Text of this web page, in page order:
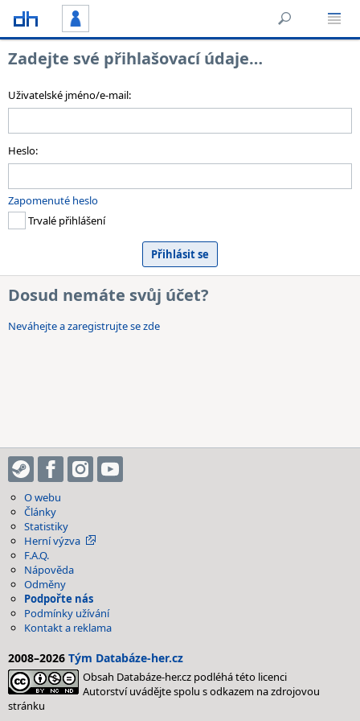
Zadejte své přihlašovací údaje…
Uživatelské jméno/e-mail:
Heslo:
Zapomenuté heslo
Trvalé přihlášení
Dosud nemáte svůj účet?
Neváhejte a zaregistrujte se zde
O webu
Články
Statistiky
Herní výzva
F.A.Q.
Nápověda
Odměny
Podpořte nás
Podmínky užívání
Kontakt a reklama
2008–2026 Tým Databáze-her.cz
Obsah Databáze-her.cz podléhá této licenci
Autorství uvádějte spolu s odkazem na zdrojovou
stránku